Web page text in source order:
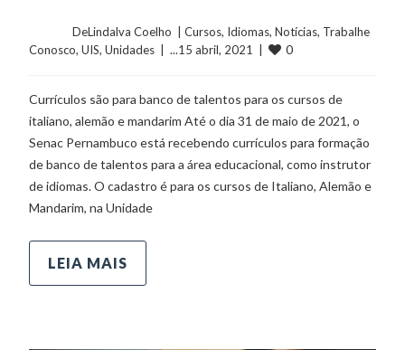
	    	DeLindalva Coelho  |
Cursos, Idiomas, Notícias, Trabalhe
Conosco, UIS, Unidades
  |  ...15 abril, 2021  |
0
Currículos são para banco de talentos para os cursos de
italiano, alemão e mandarim Até o dia 31 de maio de 2021, o
Senac Pernambuco está recebendo currículos para formação
de banco de talentos para a área educacional, como instrutor
de idiomas. O cadastro é para os cursos de Italiano, Alemão e
Mandarim, na Unidade
LEIA MAIS